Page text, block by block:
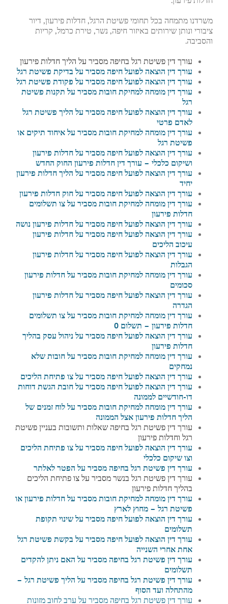
משרדנו מתמחה בכל תחומי פשיטת הרגל, חדלות פירעון, דיור
ציבורי ונותן שירותים באיזור חיפה, נשר, טירת כרמל, קריות
והסביבה.
עורך דין פשיטת רגל בחיפה מסביר על הליך חדלות פירעון
עורך דין הוצאה לפועל חיפה מסביר על בדיקת פשיטת רגל
עורך דין הוצאה לפועל חיפה מסביר על פקודת פשיטת רגל
עורך דין מומחה למחיקת חובות מסביר על תקנות פשיטת
רגל
עורך דין הוצאה לפועל חיפה מסביר על הליך פשיטת רגל
לאדם פרטי
עורך דין מומחה למחיקת חובות מסביר על איחוד תיקים או
פשיטת רגל
עורך דין הוצאה לפועל חיפה מסביר על חדלות פירעון
ושיקום כלכלי – עורך דין חדלות פירעון החוק החדש
עורך דין הוצאה לפועל חיפה מסביר על הליך חדלות פירעון
יחיד
עורך דין הוצאה לפועל חיפה מסביר על חוק חדלות פירעון
עורך דין מומחה למחיקת חובות מסביר על צו תשלומים
חדלות פירעון
עורך דין הוצאה לפועל חיפה מסביר על חדלות פירעון נושה
עורך דין הוצאה לפועל חיפה מסביר על חדלות פירעון
עיכוב הליכים
עורך דין הוצאה לפועל חיפה מסביר על חדלות פירעון
הגבלות
עורך דין מומחה למחיקת חובות מסביר על חדלות פירעון
סכומים
עורך דין הוצאה לפועל חיפה מסביר על חדלות פירעון
הגדרה
עורך דין מומחה למחיקת חובות מסביר על צו תשלומים
חדלות פירעון – תשלום 0
עורך דין הוצאה לפועל חיפה מסביר על ניהול עסק בהליך
חדלות פירעון
עורך דין מומחה למחיקת חובות מסביר על חובות שלא
נמחקים
עורך דין הוצאה לפועל חיפה מסביר על צו פתיחת הליכים
עורך דין הוצאה לפועל חיפה מסביר על חובת הגשת דוחות
דו-חודשיים לממונה
עורך דין מומחה למחיקת חובות מסביר על לוח זמנים של
הליך חדלות פירעון אצל הממונה
עורך דין פשיטת רגל בחיפה שאלות ותשובות בעניין פשיטת
רגל וחדלות פירעון
עורך דין הוצאה לפועל חיפה מסביר על צו פתיחת הליכים
וצו שיקום כלכלי
עורך דין פשיטת רגל בחיפה מסביר על הפטר לאלתר
עורך דין פשיטת רגל בנשר מסביר על צו פתיחת הליכים
בהליך חדלות פירעון
עורך דין מומחה למחיקת חובות מסביר על חדלות פירעון או
פשיטת רגל – מחוץ לארץ
עורך דין הוצאה לפועל חיפה מסביר על שינוי תקופת
תשלומים
עורך דין הוצאה לפועל חיפה מסביר על בקשת פשיטת רגל
אחת אחרי השנייה
עורך דין פשיטת רגל בחיפה מסביר על האם ניתן להקדים
תשלומים
עורך דין פשיטת רגל בחיפה מסביר על הליך פשיטת רגל –
מהתחלה ועד הסוף
עורך דין פשיטת רגל בחיפה מסביר על ערב לחוב מזונות